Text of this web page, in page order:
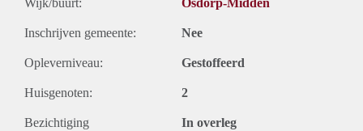
Wijk/buurt: Osdorp-Midden
Inschrijven gemeente: Nee
Opleverniveau: Gestoffeerd
Huisgenoten: 2
Bezichtiging In overleg